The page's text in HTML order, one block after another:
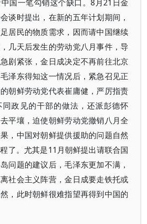
国一笔勾销这个缺口。8月21日金
谈时提出，在新的五年计划期间，
居民的物质需求，因而请中国继续
几天后发生的劳动党八月事件，导
剧紧张，金日成决定不再前往北京
泽东得知这一情况后，紧急召见正
朝鲜劳动党代表崔庸健，严厉指责
政见的干部的做法，还派彭德怀
去平壤，迫使朝鲜劳动党撤销八月全
，中国对朝鲜提供援助的问题自然
了。尤其是11月朝鲜提出请联合国
问题的建议后，毛泽东更加不满，
社会主义阵营，金日成要走铁托或
，此时朝鲜很难指望再得到中国的